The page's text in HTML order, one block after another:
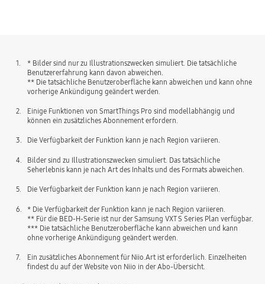
1.
* Bilder sind nur zu Illustrationszwecken simuliert. Die tatsächliche
Benutzererfahrung kann davon abweichen.
** Die tatsächliche Benutzeroberfläche kann abweichen und kann ohne
vorherige Ankündigung geändert werden.
2.
Einige Funktionen von SmartThings Pro sind modellabhängig und
können ein zusätzliches Abonnement erfordern.
3. Die Verfügbarkeit der Funktion kann je nach Region variieren.
4.
Bilder sind zu Illustrationszwecken simuliert. Das tatsächliche
Seherlebnis kann je nach Art des Inhalts und des Formats abweichen.
5. Die Verfügbarkeit der Funktion kann je nach Region variieren.
6.
* Die Verfügbarkeit der Funktion kann je nach Region variieren.
** Für die BED-H-Serie ist nur der Samsung VXT S Series Plan verfügbar.
*** Die tatsächliche Benutzeroberfläche kann abweichen und kann
ohne vorherige Ankündigung geändert werden.
7.
Ein zusätzliches Abonnement für Niio.Art ist erforderlich. Einzelheiten
findest du auf der Website von Niio in der Abo-Übersicht.